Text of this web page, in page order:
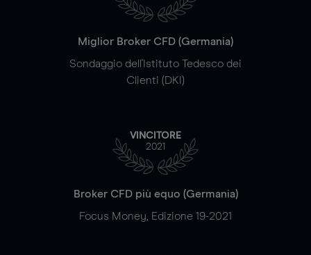
Miglior Broker CFD (Germania)
Sondaggio dell'Istituto Tedesco dei
Clienti (DKI)
VINCITORE
2021
Broker CFD più equo (Germania)
Focus Money, Edizione 19-2021